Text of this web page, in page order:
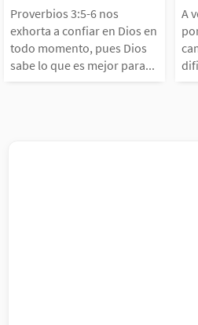
contra Dios.
es...
a
s...
en todo
pues Dios
Proverbios 3:5-6 nos
exhorta a confiar en Dios en
todo momento, pues Dios
sabe lo que es mejor para...
A